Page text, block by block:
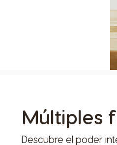
Múltiples
Descubre el poder